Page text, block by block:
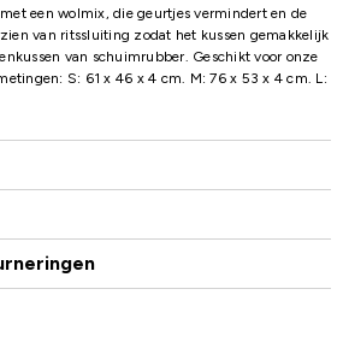
een wolmix, die geurtjes vermindert en de
van ritssluiting zodat het kussen gemakkelijk
van schuimrubber. Geschikt voor onze
S: 61 x 46 x 4 cm. M: 76 x 53 x 4 cm. L: